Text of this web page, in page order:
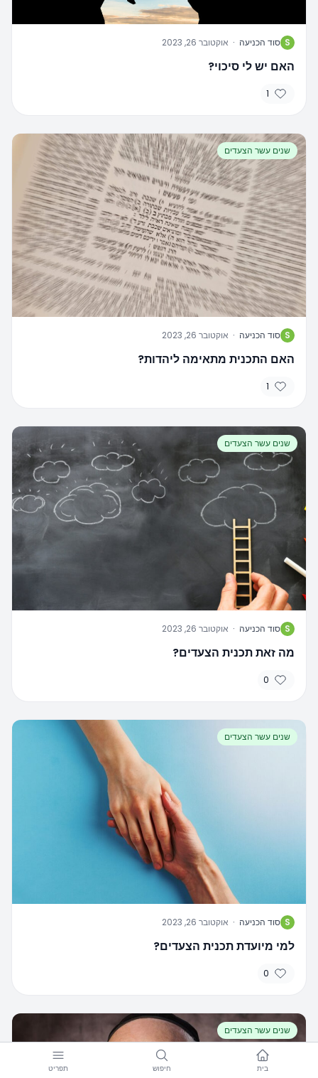
בית חיפוש תפריט
S סוד הכניעה · אוקטובר 26, 2023
האם יש לי סיכוי?
1
שנים עשר הצעדים
S סוד הכניעה · אוקטובר 26, 2023
האם התכנית מתאימה ליהדות?
1
שנים עשר הצעדים
S סוד הכניעה · אוקטובר 26, 2023
מה זאת תכנית הצעדים?
0
שנים עשר הצעדים
S סוד הכניעה · אוקטובר 26, 2023
למי מיועדת תכנית הצעדים?
0
שנים עשר הצעדים